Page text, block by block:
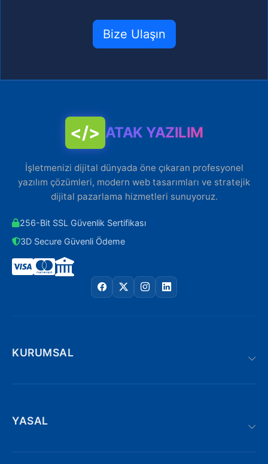
Bize Ulaşın
</> ATAK YAZILIM
İşletmenizi dijital dünyada öne çıkaran profesyonel
yazılım çözümleri, modern web tasarımları ve stratejik
dijital pazarlama hizmetleri sunuyoruz.
256-Bit SSL Güvenlik Sertifikası
3D Secure Güvenli Ödeme
KURUMSAL
YASAL